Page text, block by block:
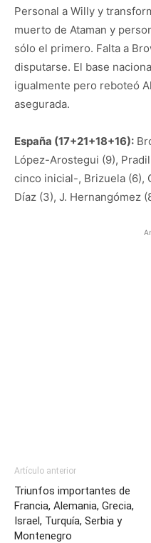
Personal a Willy y
muerto de Ataman y
sólo el primero. Falta a
disputarse. El base
igualmente pero reboteó
asegurada.
España (17+21+18+16):
López-Arostegui (9),
cinco inicial-, Brizuela (6),
Díaz (3), J. Hernangómez
Artículo anterior
Triunfos importantes de
Francia, Alemania, Grecia,
Israel, Turquía, Serbia y
Montenegro